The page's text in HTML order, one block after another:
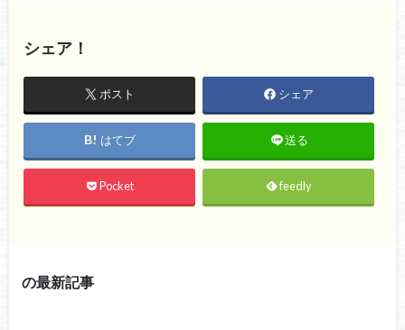
シェア！
ポスト シェア
はてブ 送る
Pocket feedly
の最新記事